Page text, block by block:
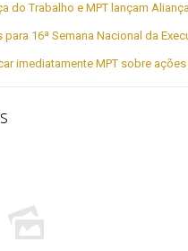
do Trabalho e MPT lançam
para 16ª Semana Nacional da
imediatamente MPT sobre